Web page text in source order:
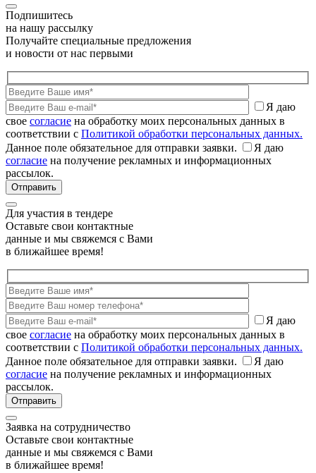
Подпишитесь
на нашу рассылку
Получайте специальные предложения
и новости от нас первыми
Я даю
свое согласие на обработку моих персональных данных в
соответствии с Политикой обработки персональных данных.
Данное поле обязательное для отправки заявки.
Я даю
согласие на получение рекламных и информационных
рассылок.
Для участия в тендере
Оставьте свои контактные
данные и мы свяжемся с Вами
в ближайшее время!
Я даю
свое согласие на обработку моих персональных данных в
соответствии с Политикой обработки персональных данных.
Данное поле обязательное для отправки заявки.
Я даю
согласие на получение рекламных и информационных
рассылок.
Заявка на сотрудничество
Оставьте свои контактные
данные и мы свяжемся с Вами
в ближайшее время!